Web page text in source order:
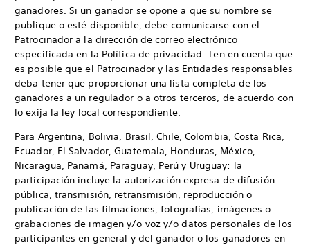
ganadores. Si un ganador se opone a que su nombre se
publique o esté disponible, debe comunicarse con el
Patrocinador a la dirección de correo electrónico
especificada en la Política de privacidad. Ten en cuenta que
es posible que el Patrocinador y las Entidades responsables
deba tener que proporcionar una lista completa de los
ganadores a un regulador o a otros terceros, de acuerdo con
lo exija la ley local correspondiente.
Para Argentina, Bolivia, Brasil, Chile, Colombia, Costa Rica,
Ecuador, El Salvador, Guatemala, Honduras, México,
Nicaragua, Panamá, Paraguay, Perú y Uruguay: la
participación incluye la autorización expresa de difusión
pública, transmisión, retransmisión, reproducción o
publicación de las filmaciones, fotografías, imágenes o
grabaciones de imagen y/o voz y/o datos personales de los
participantes en general y del ganador o los ganadores en